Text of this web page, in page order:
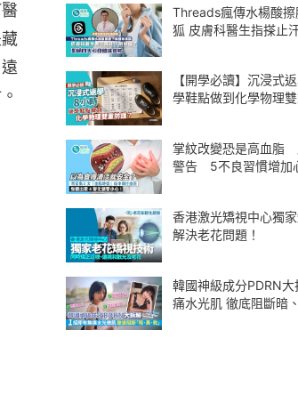
Threads瘋傳水楊酸擦
狐 皮膚科醫生指搽止
【開學必讀】沉浸式
學鞋點做到化學物理
掌紋改變恐是高血脂
警告 5不良習慣增加
香港激光矯視中心獨
解決老花問題！
韓國神級成分PDRN
痛水光肌 徹底阻斷暗